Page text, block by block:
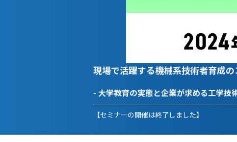
現場で活躍する機械系技術者育成の
- 大学教育の実態と企業が求める工学技
【セミナーの開催は終了しました】